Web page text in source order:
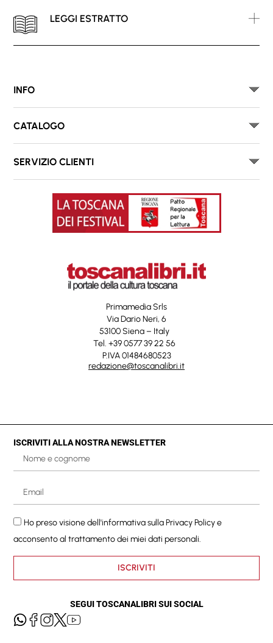
LEGGI ESTRATTO
INFO
CATALOGO
SERVIZIO CLIENTI
Primamedia Srls
Via Dario Neri, 6
53100 Siena – Italy
Tel. +39 0577 39 22 56
P.IVA 01484680523
redazione@toscanalibri.it
ISCRIVITI ALLA NOSTRA NEWSLETTER
Ho preso visione dell'informativa sullaPrivacy Policye
acconsento al trattamento dei miei dati personali.
ISCRIVITI
SEGUI TOSCANALIBRI SUI SOCIAL